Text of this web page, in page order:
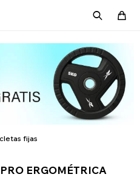
fijas
ERGOMÉTRICA